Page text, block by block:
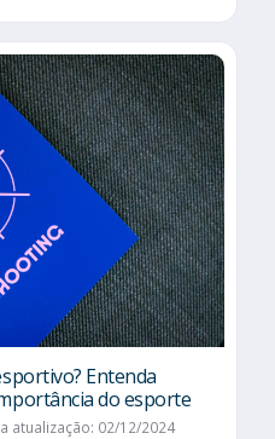
Entenda
do esporte
atualização: 02/12/2024